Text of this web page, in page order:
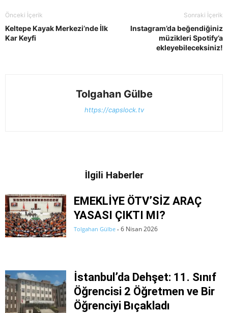
Önceki İçerik
Keltepe Kayak Merkezi’nde İlk
Kar Keyfi
Sonraki İçerik
Instagram’da beğendiğiniz
müzikleri Spotify’a
ekleyebileceksiniz!
Tolgahan Gülbe
https://capslock.tv
İlgili Haberler
EMEKLİYE ÖTV’SİZ ARAÇ
YASASI ÇIKTI MI?
Tolgahan Gülbe - 6 Nisan 2026
İstanbul’da Dehşet: 11. Sınıf
Öğrencisi 2 Öğretmen ve Bir
Öğrenciyi Bıçakladı